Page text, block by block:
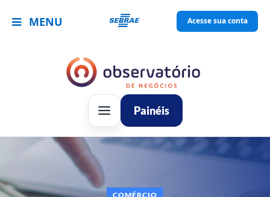
MENU Acesse sua conta
Painéis
COMÉRCIO